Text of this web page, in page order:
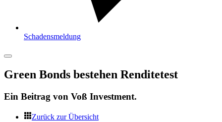
Schadensmeldung
Green Bonds bestehen Renditetest
Ein Beitrag von Voß Investment.
Zurück zur Übersicht